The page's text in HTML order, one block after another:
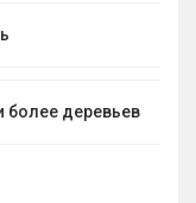
более деревьев